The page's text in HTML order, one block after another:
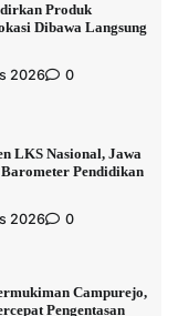
Produk
Dibawa Langsung
2026 0
LKS Nasional, Jawa
Pendidikan
2026 0
Campurejo,
Pengentasan